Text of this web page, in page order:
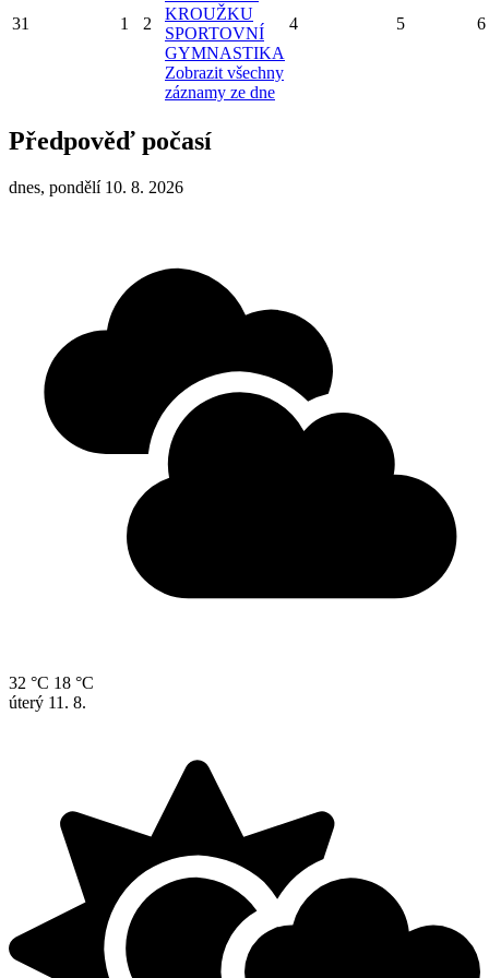
31 1 2
KROUŽKU
SPORTOVNÍ
GYMNASTIKA
Zobrazit všechny
záznamy ze dne
4 5 6
Předpověď počasí
dnes, pondělí 10. 8. 2026
32 °C 18 °C
úterý 11. 8.